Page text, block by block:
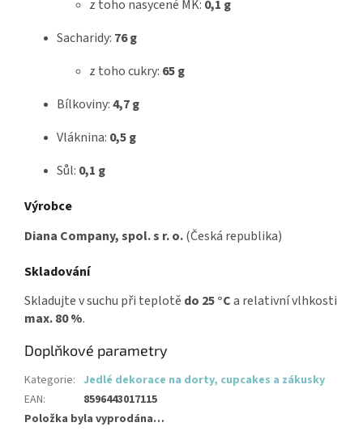
z toho nasycené MK: 0,1 g
Sacharidy: 76 g
z toho cukry: 65 g
Bílkoviny:4,7 g
Vláknina: 0,5 g
Sůl: 0,1 g
Výrobce
Diana Company, spol. s r. o.(Česká republika)
Skladování
Skladujte v suchu při teplotě do 25 °Ca relativní vlhkosti
max. 80 %.
Doplňkové parametry
Kategorie: Jedlé dekorace na dorty, cupcakes a zákusky
EAN:
8596443017115
Položka byla vyprodána…